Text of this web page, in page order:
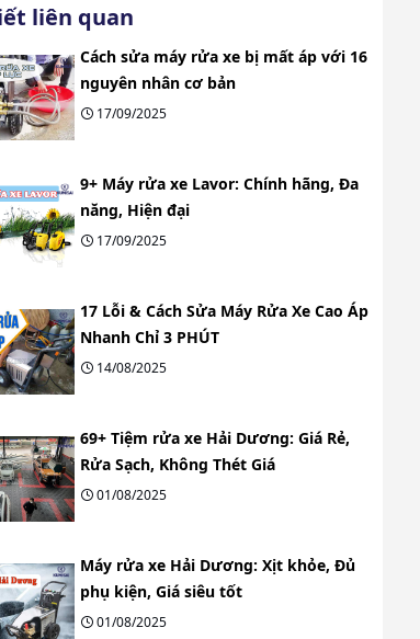
liên quan
Cách sửa máy rửa xe bị mất áp với 16
nguyên nhân cơ bản
17/09/2025
9+ Máy rửa xe Lavor: Chính hãng, Đa
năng, Hiện đại
17/09/2025
17 Lỗi & Cách Sửa Máy Rửa Xe Cao Áp
Nhanh Chỉ 3 PHÚT
14/08/2025
69+ Tiệm rửa xe Hải Dương: Giá Rẻ,
Rửa Sạch, Không Thét Giá
01/08/2025
Máy rửa xe Hải Dương: Xịt khỏe, Đủ
phụ kiện, Giá siêu tốt
01/08/2025